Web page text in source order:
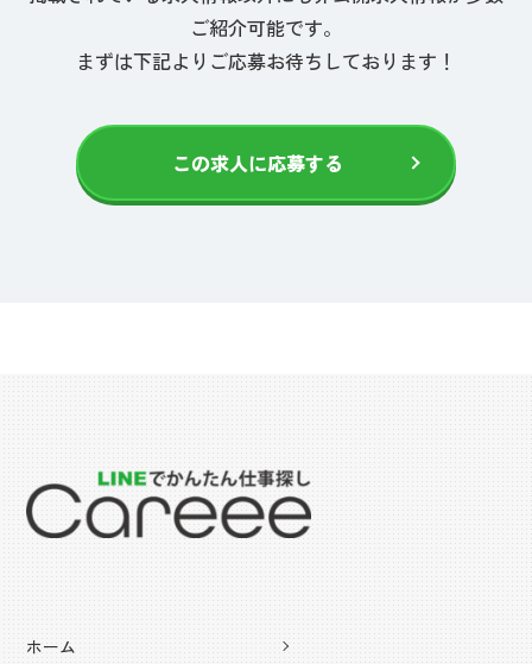
ご紹介可能です。
まずは下記よりご応募お待ちしております！
この求人に応募する
ホーム